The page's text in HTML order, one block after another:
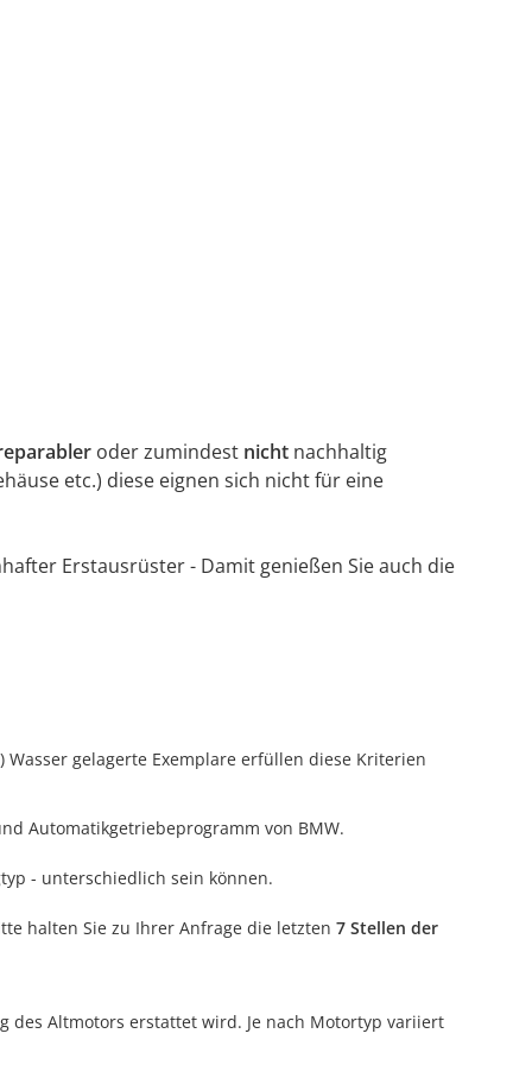
oder zumindest nicht nachhaltig
etc.) diese eignen sich nicht für eine
Erstausrüster - Damit genießen Sie auch die
gelagerte Exemplare erfüllen diese Kriterien
Automatikgetriebeprogramm von BMW.
- unterschiedlich sein können.
halten Sie zu Ihrer Anfrage die letzten 7 Stellen der
des Altmotors erstattet wird. Je nach Motortyp variiert